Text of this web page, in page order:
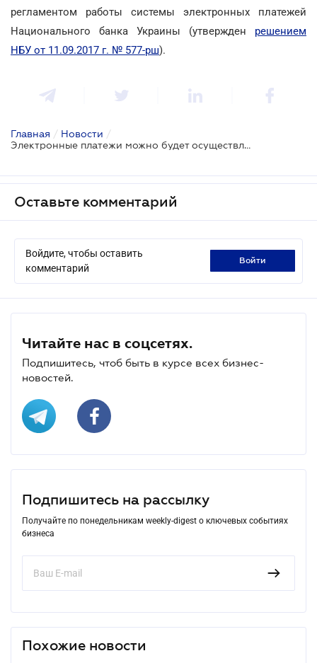
регламентом работы системы электронных платежей
Национального банка Украины (утвержден решением
НБУ от 11.09.2017 г. № 577-рш).
Главная / Новости /
Электронные платежи можно будет осуществлять на час дольше
Оставьте комментарий
Войдите, чтобы оставить
комментарий
войти
Читайте нас в соцсетях.
Подпишитесь, чтоб быть в курсе всех бизнес-
новостей.
Подпишитесь на рассылку
Получайте по понедельникам weekly-digest о ключевых событиях
бизнеса
Похожие новости